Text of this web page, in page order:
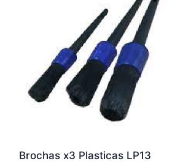
Brochas x3 Plasticas LP13